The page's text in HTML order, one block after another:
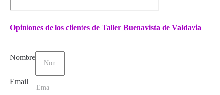
Opiniones de los clientes de Taller Buenavista de Valdavia
Nombre
Email